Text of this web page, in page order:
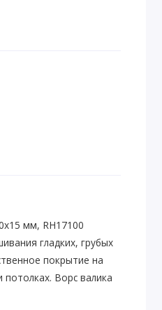
мм, RH17100
гладких, грубых
покрытие на
Ворс валика